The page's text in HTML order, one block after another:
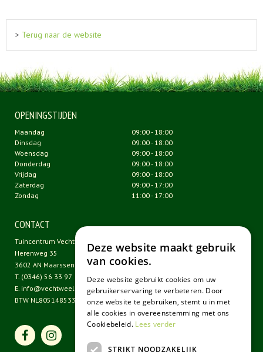
> Terug naar de website
OPENINGSTIJDEN
Maandag
09:00 - 18:00
Dinsdag
09:00 - 18:00
Woensdag
09:00 - 18:00
Donderdag
09:00 - 18:00
Vrijdag
09:00 - 18:00
Zaterdag
09:00 - 17:00
Zondag
11:00 - 17:00
CONTACT
Tuincentrum Vechtweelde
Herenweg 35
3602 AN Maarssen
T. (0346) 56 33 97
E. info@vechtweelde.nl
BTW NL805148533B01
Deze website maakt gebruik
van cookies.
Deze website gebruikt cookies om uw
gebruikerservaring te verbeteren. Door
onze website te gebruiken, stemt u in met
alle cookies in overeenstemming met ons
Cookiebeleid. Lees verder
STRIKT NOODZAKELIJK